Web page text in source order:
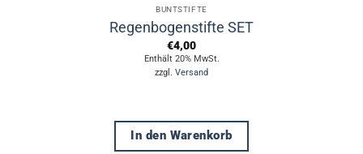
BUNTSTIFTE
Regenbogenstifte SET
€4,00
Enthält 20% MwSt.
zzgl. Versand
In den Warenkorb